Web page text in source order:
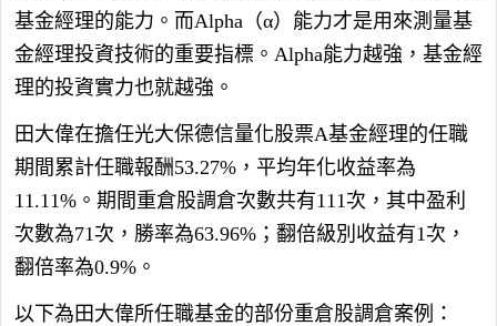
基金經理的能力。而Alpha（α）能力才是用來測量基
金經理投資技術的重要指標。Alpha能力越強，基金經
理的投資實力也就越強。
田大偉在擔任光大保德信量化股票A基金經理的任職
期間累計任職報酬53.27%，平均年化收益率為
11.11%。期間重倉股調倉次數共有111次，其中盈利
次數為71次，勝率為63.96%；翻倍級別收益有1次，
翻倍率為0.9%。
以下為田大偉所任職基金的部份重倉股調倉案例：